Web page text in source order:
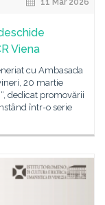
11 Mar 2026
Viena
cu Ambasada
20 martie
dedicat promovării
într-o serie